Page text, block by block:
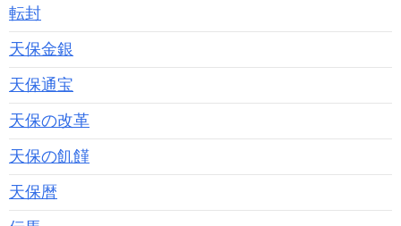
転封
天保金銀
天保通宝
天保の改革
天保の飢饉
天保暦